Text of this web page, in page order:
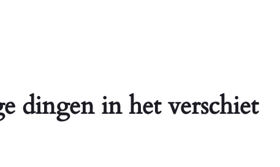
dingen in het verschiet